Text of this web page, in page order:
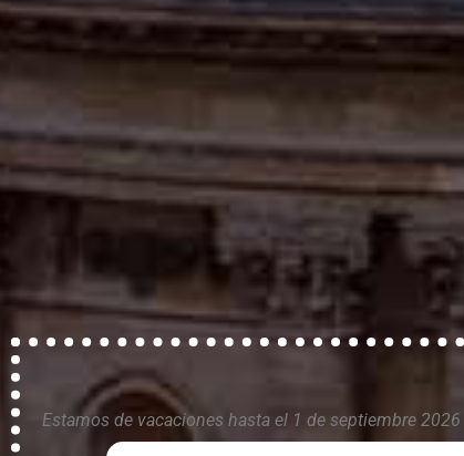
Estamos de vacaciones hasta el 1 de septiembre 2026